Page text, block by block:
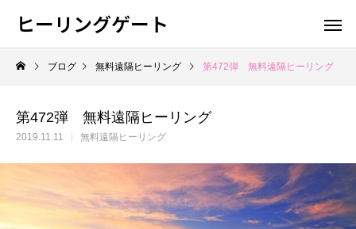
ヒーリングゲート
ブログ 無料遠隔ヒーリング 第472弾 無料遠隔ヒーリング
第472弾 無料遠隔ヒーリング
2019.11.11 無料遠隔ヒーリング